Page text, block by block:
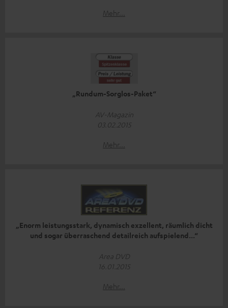
Mehr...
„Rundum-Sorglos-Paket“
AV-Magazin
03.02.2015
Mehr...
„Enorm leistungsstark, dynamisch exzellent, räumlich dicht
und sogar überraschend detailreich aufspielend...“
Area DVD
16.01.2015
Mehr...